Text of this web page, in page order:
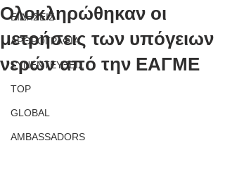
ΕΙΔΗΣΕΙΣ
ΑΡΘΡΟΓΡΑΦΙΑ
ΣΥΝΕΝΤΕΥΞΕΙΣ
TOP
GLOBAL
AMBASSADORS
Ολοκληρώθηκαν οι
μετρήσεις των υπόγειων
νερών από την ΕΑΓΜΕ